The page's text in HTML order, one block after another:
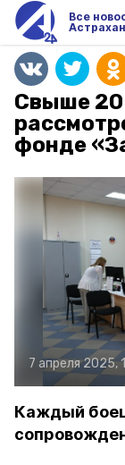
Все
Свыше
фонде
7 апреля 2025,
Каждый